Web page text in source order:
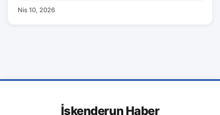
Nis 10, 2026
İskenderun Haber